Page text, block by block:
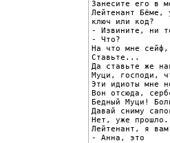
Занесите его в
Лейтенант Бёме,
ключ или код?
- Извините, ни
- Что?
На что мне сейф,
Ставьте...
Да ставьте же
Муци, господи,
Эти идиоты мне
Вон отсюда,
Бедный Муци!
Давай сниму
Нет, уже прошло.
Лейтенант, я
- Анна, это